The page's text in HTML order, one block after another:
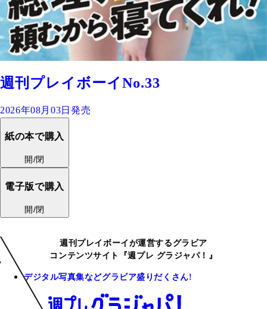
週刊プレイボーイNo.33
2026年08月03日発売
紙の本で購入
開/閉
電子版で購入
開/閉
週刊プレイボーイが運営するグラビア
コンテンツサイト『週プレ グラジャパ！』
デジタル写真集などグラビア盛りだくさん!